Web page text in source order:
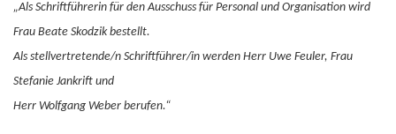
„Als Schriftführerin für den Ausschuss für Personal und Organisation wird
Frau Beate Skodzik bestellt.
Als stellvertretende/n Schriftführer/in werden Herr Uwe Feuler, Frau
Stefanie Jankrift und
Herr Wolfgang Weber berufen.“